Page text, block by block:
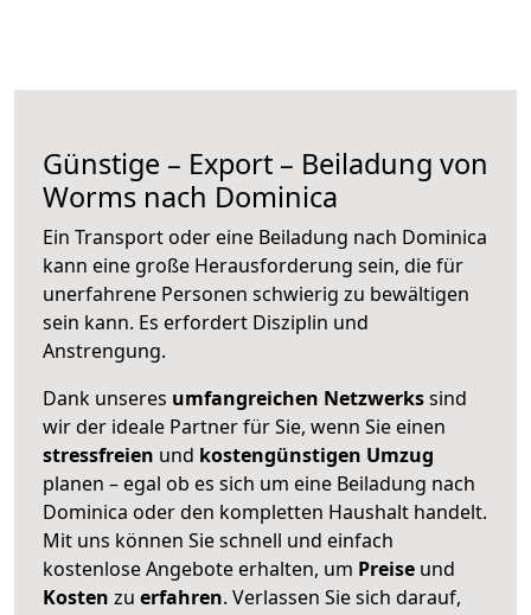
Günstige – Export – Beiladung von
Worms nach Dominica
Ein Transport oder eine Beiladung nach Dominica
kann eine große Herausforderung sein, die für
unerfahrene Personen schwierig zu bewältigen
sein kann. Es erfordert Disziplin und
Anstrengung.
Dank unseres umfangreichen Netzwerkssind
wir der ideale Partner für Sie, wenn Sie einen
stressfreien und kostengünstigen Umzug
planen – egal ob es sich um eine Beiladung nach
Dominica oder den kompletten Haushalt handelt.
Mit uns können Sie schnell und einfach
kostenlose Angebote erhalten, um Preise und
Kosten zu erfahren. Verlassen Sie sich darauf,